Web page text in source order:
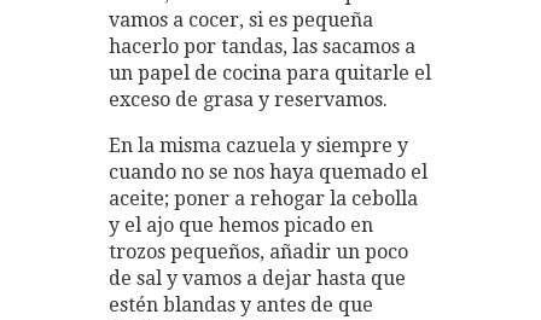
vamos a cocer, si es pequeña
hacerlo por tandas, las sacamos a
un papel de cocina para quitarle el
exceso de grasa y reservamos.
En la misma cazuela y siempre y
cuando no se nos haya quemado el
aceite; poner a rehogar la cebolla
y el ajo que hemos picado en
trozos pequeños, añadir un poco
de sal y vamos a dejar hasta que
estén blandas y antes de que